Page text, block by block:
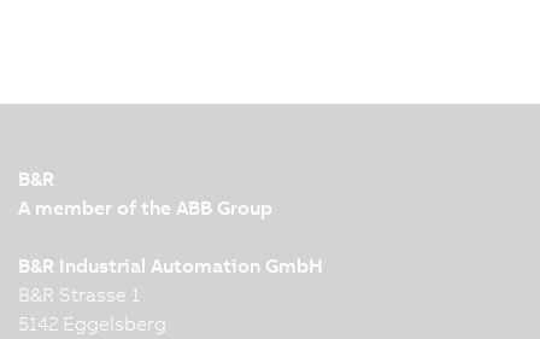
B&R
A member of the ABB Group
B&R Industrial Automation GmbH
B&R Strasse 1
5142 Eggelsberg